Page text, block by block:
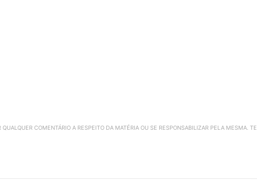
COMENTÁRIO A RESPEITO DA MATÉRIA OU SE RESPONSABILIZAR PELA MESMA.